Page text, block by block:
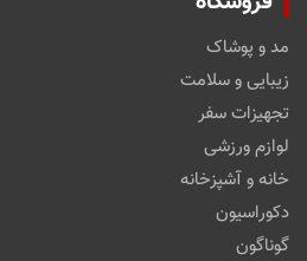
مد و پوشاک
زیبایی و سلامت
تجهیزات سفر
لوازم ورزشی
خانه و آشپزخانه
دکوراسیون
گوناگون